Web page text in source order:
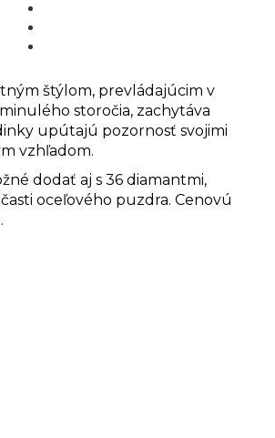
štýlom, prevládajúcim v
storočia, zachytáva
upútajú pozornosť svojimi
vzhľadom.
dodať aj s 36 diamantmi,
oceľového puzdra. Cenovú